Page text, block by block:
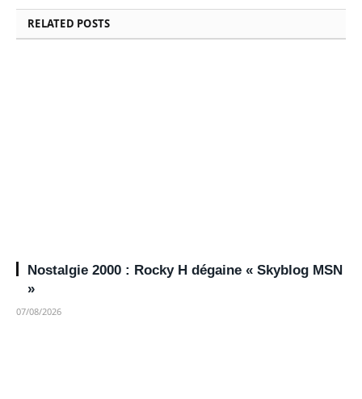
RELATED POSTS
Nostalgie 2000 : Rocky H dégaine « Skyblog MSN
»
07/08/2026